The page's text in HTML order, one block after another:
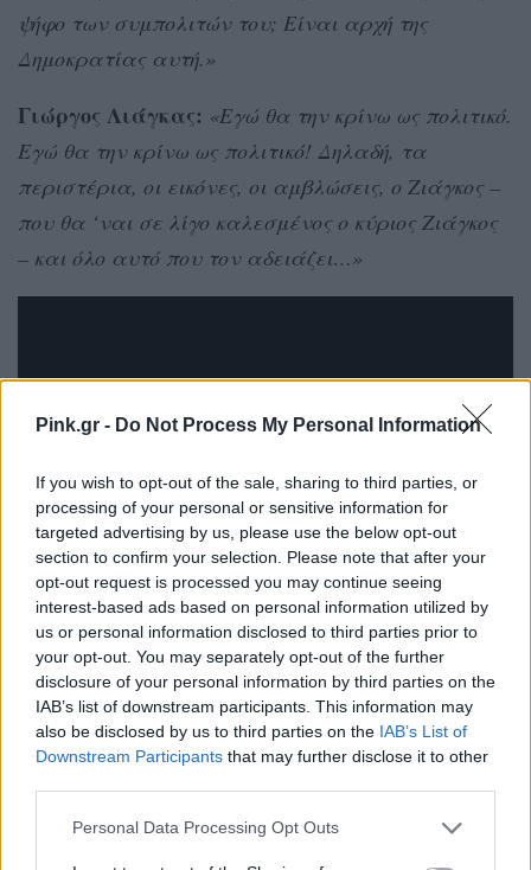
Pink.gr - Do Not Process My Personal Information
If you wish to opt-out of the sale, sharing to third parties, or
processing of your personal or sensitive information for
targeted advertising by us, please use the below opt-out
section to confirm your selection. Please note that after your
opt-out request is processed you may continue seeing
interest-based ads based on personal information utilized by
us or personal information disclosed to third parties prior to
your opt-out. You may separately opt-out of the further
disclosure of your personal information by third parties on the
IAB’s list of downstream participants. This information may
also be disclosed by us to third parties on the IAB’s List of
Downstream Participants that may further disclose it to other
Personal Data Processing Opt Outs
ψήφο των συμπολιτών του; Είναι αρχή της
Δημοκρατίας αυτή.»
Γιώργος Λιάγκας: «Εγώ θα την κρίνω ως πολιτικό.
Εγώ θα την κρίνω ως πολιτικό! Δηλαδή, τα
περιστέρια, οι εικόνες, οι αμβλώσεις, ο Ζιάγκος –
που θα ‘ναι σε λίγο καλεσμένος ο κύριος Ζιάγκος
– και όλο αυτό που τον αδειάζει…»
[ΠΗΓΗ]